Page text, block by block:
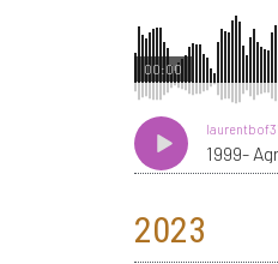
00:00
1999-
2023